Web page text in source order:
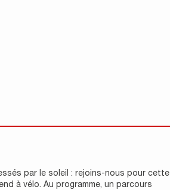
par le soleil : rejoins-nous pour cette
à vélo. Au programme, un parcours